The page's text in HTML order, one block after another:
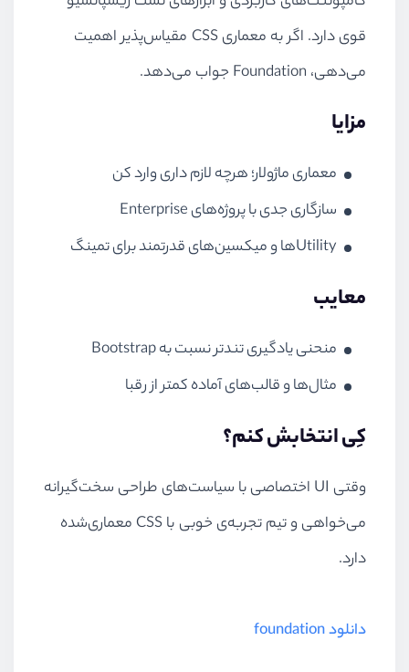
قوی دارد. اگر به معماری CSS مقیاس‌پذیر اهمیت
می‌دهی، Foundation جواب می‌دهد.
مزایا
معماری ماژولار؛ هرچه لازم داری وارد کن
سازگاری جدی با پروژه‌های Enterprise
Utilityها و میکسین‌های قدرتمند برای تمینگ
معایب
منحنی یادگیری تندتر نسبت به Bootstrap
مثال‌ها و قالب‌های آماده کمتر از رقبا
کِی انتخابش کنم؟
وقتی UI اختصاصی با سیاست‌های طراحی سخت‌گیرانه
می‌خواهی و تیم تجربه‌ی خوبی با CSS معماری‌شده
دارد.
دانلود foundation